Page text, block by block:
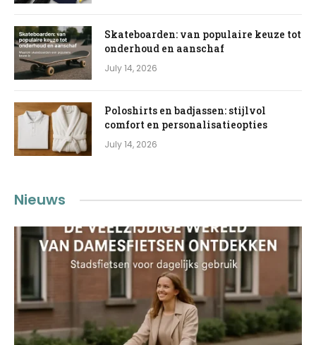
Skateboarden: van populaire keuze tot
onderhoud en aanschaf
July 14, 2026
Poloshirts en badjassen: stijlvol
comfort en personalisatieopties
July 14, 2026
Nieuws